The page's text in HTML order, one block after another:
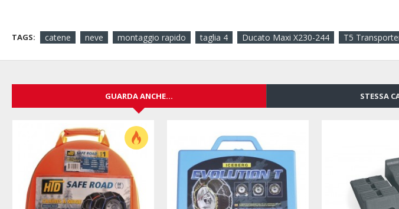
TAGS: catene neve montaggio rapido taglia 4 Ducato Maxi X230-244 T5
GUARDA ANCHE... STESSA